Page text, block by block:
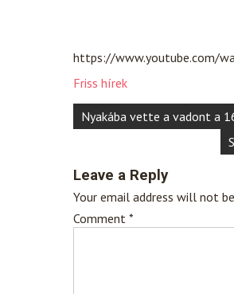
https://www.youtube.com/
Friss hírek
Post
navigation
Nyakába vette a vadont a
Leave a Reply
Your email address will not
Comment *